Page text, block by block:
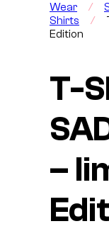
Wear /
Shirts
/
Edition
T-
–